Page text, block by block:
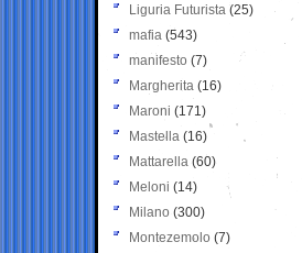
Liguria Futurista (25)
mafia (543)
manifesto (7)
Margherita (16)
Maroni (171)
Mastella (16)
Mattarella (60)
Meloni (14)
Milano (300)
Montezemolo (7)